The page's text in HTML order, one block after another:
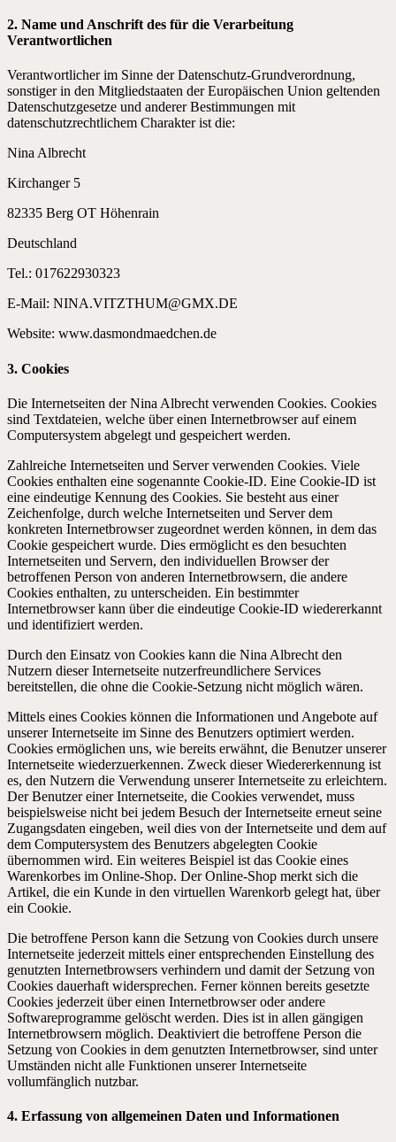
2. Name und Anschrift des für die Verarbeitung
Verantwortlichen
Verantwortlicher im Sinne der Datenschutz-Grundverordnung,
sonstiger in den Mitgliedstaaten der Europäischen Union geltenden
Datenschutzgesetze und anderer Bestimmungen mit
datenschutzrechtlichem Charakter ist die:
Nina Albrecht
Kirchanger 5
82335 Berg OT Höhenrain
Deutschland
Tel.: 017622930323
E-Mail: NINA.VITZTHUM@GMX.DE
Website: www.dasmondmaedchen.de
3. Cookies
Die Internetseiten der Nina Albrecht verwenden Cookies. Cookies
sind Textdateien, welche über einen Internetbrowser auf einem
Computersystem abgelegt und gespeichert werden.
Zahlreiche Internetseiten und Server verwenden Cookies. Viele
Cookies enthalten eine sogenannte Cookie-ID. Eine Cookie-ID ist
eine eindeutige Kennung des Cookies. Sie besteht aus einer
Zeichenfolge, durch welche Internetseiten und Server dem
konkreten Internetbrowser zugeordnet werden können, in dem das
Cookie gespeichert wurde. Dies ermöglicht es den besuchten
Internetseiten und Servern, den individuellen Browser der
betroffenen Person von anderen Internetbrowsern, die andere
Cookies enthalten, zu unterscheiden. Ein bestimmter
Internetbrowser kann über die eindeutige Cookie-ID wiedererkannt
und identifiziert werden.
Durch den Einsatz von Cookies kann die Nina Albrecht den
Nutzern dieser Internetseite nutzerfreundlichere Services
bereitstellen, die ohne die Cookie-Setzung nicht möglich wären.
Mittels eines Cookies können die Informationen und Angebote auf
unserer Internetseite im Sinne des Benutzers optimiert werden.
Cookies ermöglichen uns, wie bereits erwähnt, die Benutzer unserer
Internetseite wiederzuerkennen. Zweck dieser Wiedererkennung ist
es, den Nutzern die Verwendung unserer Internetseite zu erleichtern.
Der Benutzer einer Internetseite, die Cookies verwendet, muss
beispielsweise nicht bei jedem Besuch der Internetseite erneut seine
Zugangsdaten eingeben, weil dies von der Internetseite und dem auf
dem Computersystem des Benutzers abgelegten Cookie
übernommen wird. Ein weiteres Beispiel ist das Cookie eines
Warenkorbes im Online-Shop. Der Online-Shop merkt sich die
Artikel, die ein Kunde in den virtuellen Warenkorb gelegt hat, über
ein Cookie.
Die betroffene Person kann die Setzung von Cookies durch unsere
Internetseite jederzeit mittels einer entsprechenden Einstellung des
genutzten Internetbrowsers verhindern und damit der Setzung von
Cookies dauerhaft widersprechen. Ferner können bereits gesetzte
Cookies jederzeit über einen Internetbrowser oder andere
Softwareprogramme gelöscht werden. Dies ist in allen gängigen
Internetbrowsern möglich. Deaktiviert die betroffene Person die
Setzung von Cookies in dem genutzten Internetbrowser, sind unter
Umständen nicht alle Funktionen unserer Internetseite
vollumfänglich nutzbar.
4. Erfassung von allgemeinen Daten und Informationen